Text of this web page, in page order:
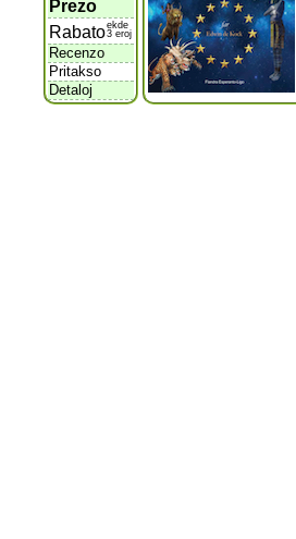
Prezo
Rabatoekde
3 eroj
Recenzo
Pritakso
Detaloj